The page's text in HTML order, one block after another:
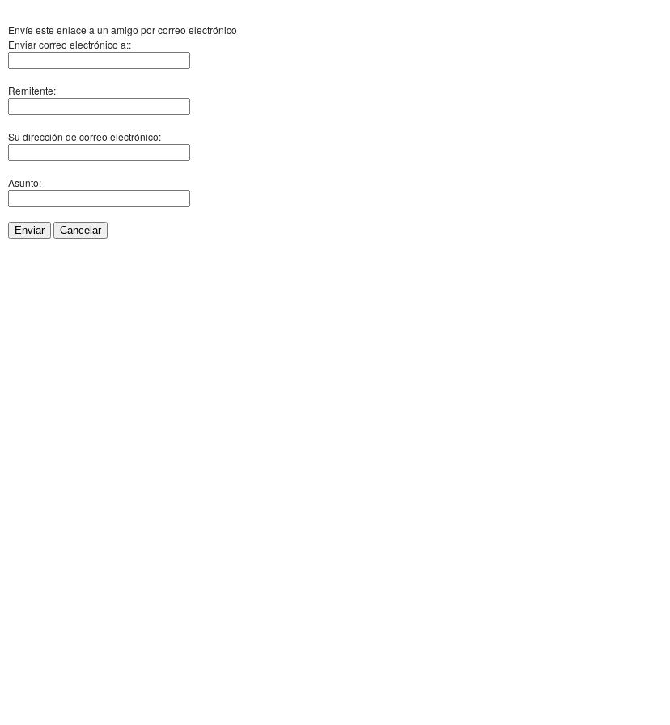
Envíe este enlace a un amigo por correo electrónico
Enviar correo electrónico a::
Remitente:
Su dirección de correo electrónico:
Asunto:
Enviar Cancelar